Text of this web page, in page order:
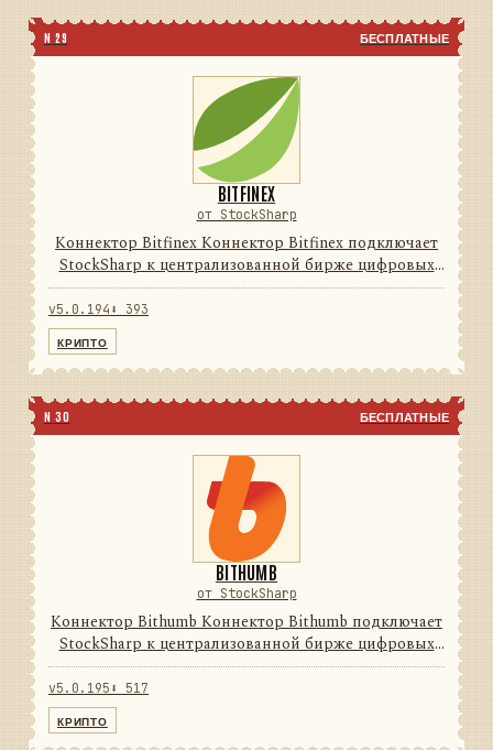
N 29 БЕСПЛАТНЫЕ
BITFINEX
от StockSharp
Коннектор Bitfinex Коннектор Bitfinex подключает
StockSharp к централизованной бирже цифровых
активов. Он переводит данные и операции
провайдера в единую модель сообщений
v5.0.194 ⬇ 393
КРИПТО
N 30 БЕСПЛАТНЫЕ
BITHUMB
от StockSharp
Коннектор Bithumb Коннектор Bithumb подключает
StockSharp к централизованной бирже цифровых
активов. Он переводит данные и операции
провайдера в единую модель сообщений
StockSharp, поэтому приложения ...
v5.0.195 ⬇ 517
КРИПТО